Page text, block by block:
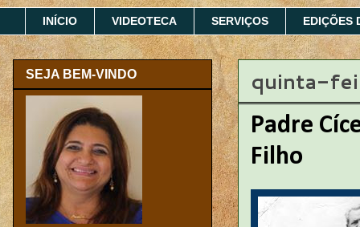
INÍCIO VIDEOTECA SERVIÇOS EDIÇÕES
quinta-
Padre
Filho
SEJA BEM-VINDO